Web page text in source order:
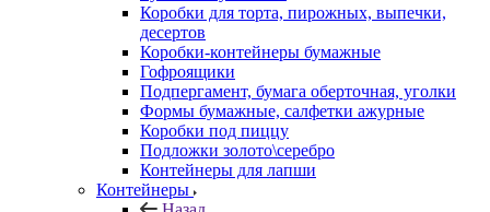
Коробки для торта, пирожных, выпечки,
десертов
Коробки-контейнеры бумажные
Гофроящики
Подпергамент, бумага оберточная, уголки
Формы бумажные, салфетки ажурные
Коробки под пиццу
Подложки золото\серебро
Контейнеры для лапши
Контейнеры